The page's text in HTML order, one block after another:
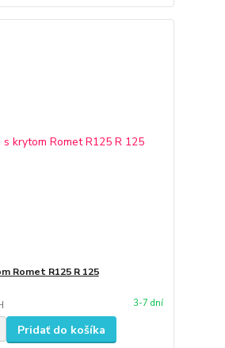
Romet R125 R 125
3-7 dní
Pridať do košíka